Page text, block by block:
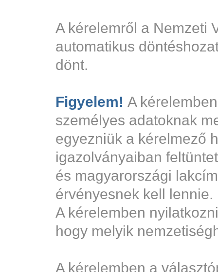
A kérelemről a Nemzeti
automatikus
dönt.
Figyelem! A
személyes adatoknak
egyezniük a kérelmező
igazolványaiban
és magyarországi
érvényesnek kell lennie.
A kérelemben
hogy melyik
A kérelemben a